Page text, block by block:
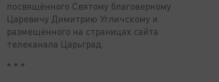
посвящённого Святому благоверному
Царевичу Димитрию Угличскому и
размещённого на страницах сайта
телеканала Царьград.
* * *